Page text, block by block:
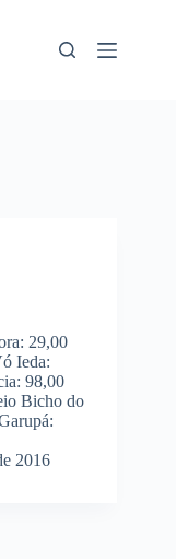
29,00
Ieda:
98,00
Bicho do
2016